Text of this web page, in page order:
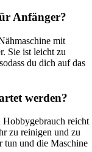
Anfänger?
mit
Sie ist leicht zu
du dich auf das
werden?
Hobbygebrauch reicht
zu reinigen und zu
tun und die Maschine